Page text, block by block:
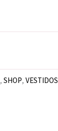
,SHOP,VESTIDOS